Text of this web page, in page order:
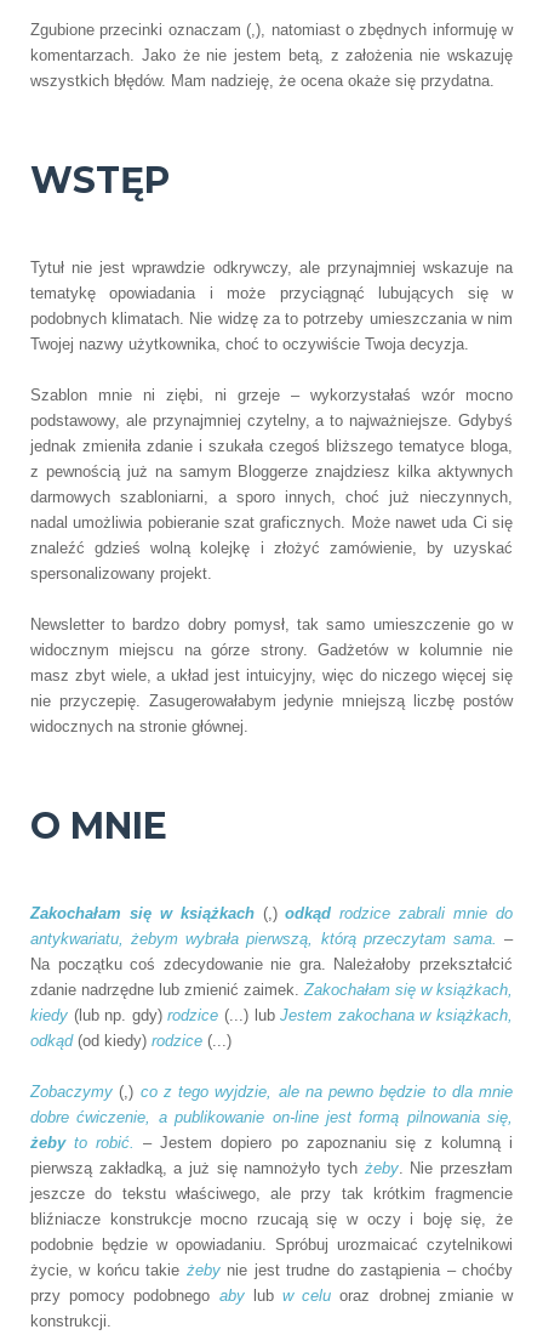
Zgubione przecinki oznaczam (,), natomiast o zbędnych informuję w
komentarzach. Jako że nie jestem betą, z założenia nie wskazuję
wszystkich błędów. Mam nadzieję, że ocena okaże się przydatna.
WSTĘP
Tytuł nie jest wprawdzie odkrywczy, ale przynajmniej wskazuje na
tematykę opowiadania i może przyciągnąć lubujących się w
podobnych klimatach. Nie widzę za to potrzeby umieszczania w nim
Twojej nazwy użytkownika, choć to oczywiście Twoja decyzja.
Szablon mnie ni ziębi, ni grzeje – wykorzystałaś wzór mocno
podstawowy, ale przynajmniej czytelny, a to najważniejsze. Gdybyś
jednak zmieniła zdanie i szukała czegoś bliższego tematyce bloga,
z pewnością już na samym Bloggerze znajdziesz kilka aktywnych
darmowych szabloniarni, a sporo innych, choć już nieczynnych,
nadal umożliwia pobieranie szat graficznych. Może nawet uda Ci się
znaleźć gdzieś wolną kolejkę i złożyć zamówienie, by uzyskać
spersonalizowany projekt.
Newsletter to bardzo dobry pomysł, tak samo umieszczenie go w
widocznym miejscu na górze strony. Gadżetów w kolumnie nie
masz zbyt wiele, a układ jest intuicyjny, więc do niczego więcej się
nie przyczepię. Zasugerowałabym jedynie mniejszą liczbę postów
widocznych na stronie głównej.
O MNIE
Zakochałam się w książkach (,)odkąd rodzice zabrali mnie do
antykwariatu, żebym wybrała pierwszą, którą przeczytam sama. –
Na początku coś zdecydowanie nie gra. Należałoby przekształcić
zdanie nadrzędne lub zmienić zaimek. Zakochałam się w książkach,
kiedy (lub np. gdy)rodzice(...) lubJestem zakochana w książkach,
odkąd (od kiedy) rodzice (...)
Zobaczymy(,) co z tego wyjdzie, ale na pewno będzie to dla mnie
dobre ćwiczenie, a publikowanie on-line jest formą pilnowania się,
żebyto robić.– Jestem dopiero po zapoznaniu się z kolumną i
pierwszą zakładką, a już się namnożyło tych żeby. Nie przeszłam
jeszcze do tekstu właściwego, ale przy tak krótkim fragmencie
bliźniacze konstrukcje mocno rzucają się w oczy i boję się, że
podobnie będzie w opowiadaniu. Spróbuj urozmaicać czytelnikowi
życie, w końcu takie żeby nie jest trudne do zastąpienia – choćby
przy pomocy podobnego aby lubw celuoraz drobnej zmianie w
konstrukcji.